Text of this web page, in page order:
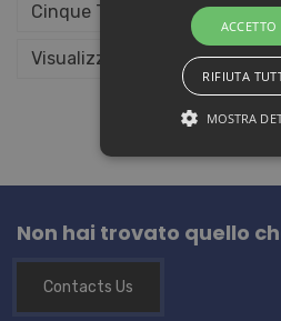
Cinque Terre
Visualizza tutte le proposte
Non hai trovato quello
Contacts Us
ACCETTO
RIFIUTA
MOSTRA
Strettamente necessari